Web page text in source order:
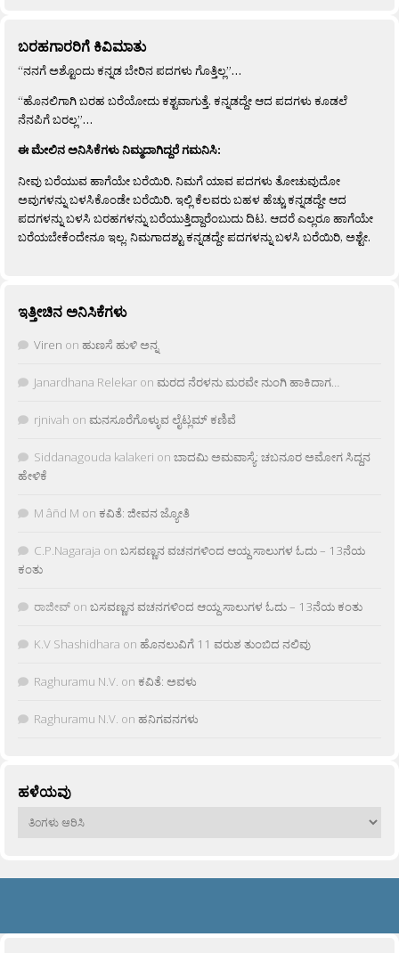
ಬರಹಗಾರರಿಗೆ ಕಿವಿಮಾತು
“ನನಗೆ ಅಶ್ಟೊಂದು ಕನ್ನಡ ಬೇರಿನ ಪದಗಳು ಗೊತ್ತಿಲ್ಲ”…
“ಹೊನಲಿಗಾಗಿ ಬರಹ ಬರೆಯೋದು ಕಶ್ಟವಾಗುತ್ತೆ. ಕನ್ನಡದ್ದೇ ಆದ ಪದಗಳು ಕೂಡಲೆ
ನೆನಪಿಗೆ ಬರಲ್ಲ”…
ಈ ಮೇಲಿನ ಅನಿಸಿಕೆಗಳು ನಿಮ್ಮದಾಗಿದ್ದರೆ ಗಮನಿಸಿ:
ನೀವು ಬರೆಯುವ ಹಾಗೆಯೇ ಬರೆಯಿರಿ. ನಿಮಗೆ ಯಾವ ಪದಗಳು ತೋಚುವುದೋ
ಅವುಗಳನ್ನು ಬಳಸಿಕೊಂಡೇ ಬರೆಯಿರಿ. ಇಲ್ಲಿ ಕೆಲವರು ಬಹಳ ಹೆಚ್ಚು ಕನ್ನಡದ್ದೇ ಆದ
ಪದಗಳನ್ನು ಬಳಸಿ ಬರಹಗಳನ್ನು ಬರೆಯುತ್ತಿದ್ದಾರೆಂಬುದು ದಿಟ. ಆದರೆ ಎಲ್ಲರೂ ಹಾಗೆಯೇ
ಬರೆಯಬೇಕೆಂದೇನೂ ಇಲ್ಲ. ನಿಮಗಾದಶ್ಟು ಕನ್ನಡದ್ದೇ ಪದಗಳನ್ನು ಬಳಸಿ ಬರೆಯಿರಿ, ಅಶ್ಟೇ.
ಇತ್ತೀಚಿನ ಅನಿಸಿಕೆಗಳು
Viren on ಹುಣಸೆ ಹುಳಿ ಅನ್ನ
Janardhana Relekar on ಮರದ ನೆರಳನು ಮರವೇ ನುಂಗಿ ಹಾಕಿದಾಗ…
rjnivah on ಮನಸೂರೆಗೊಳ್ಳುವ ಲೈಟ್ಲಮ್ ಕಣಿವೆ
Siddanagouda kalakeri on ಬಾದಮಿ ಅಮವಾಸ್ಯೆ: ಚಬನೂರ ಅಮೋಗ ಸಿದ್ದನ
ಹೇಳಿಕೆ
M âñd M on ಕವಿತೆ: ಜೀವನ ಜ್ಯೋತಿ
C.P.Nagaraja on ಬಸವಣ್ಣನ ವಚನಗಳಿಂದ ಆಯ್ದ ಸಾಲುಗಳ ಓದು – 13ನೆಯ
ಕಂತು
ರಾಜೀವ್ on ಬಸವಣ್ಣನ ವಚನಗಳಿಂದ ಆಯ್ದ ಸಾಲುಗಳ ಓದು – 13ನೆಯ ಕಂತು
K.V Shashidhara on ಹೊನಲುವಿಗೆ 11 ವರುಶ ತುಂಬಿದ ನಲಿವು
Raghuramu N.V. on ಕವಿತೆ: ಅವಳು
Raghuramu N.V. on ಹನಿಗವನಗಳು
ಹಳೆಯವು
ಹಳೆಯವು